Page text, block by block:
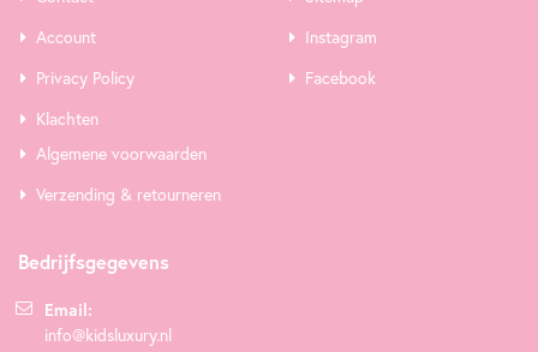
Account
Privacy Policy
Klachten
Instagram
Facebook
Algemene voorwaarden
Verzending & retourneren
Bedrijfsgegevens
Email:
info@kidsluxury.nl